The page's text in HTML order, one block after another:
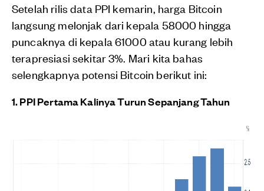
Setelah rilis data PPI kemarin, harga Bitcoin
langsung melonjak dari kepala 58000 hingga
puncaknya di kepala 61000 atau kurang lebih
terapresiasi sekitar 3%. Mari kita bahas
selengkapnya potensi Bitcoin berikut ini:
1. PPI Pertama Kalinya Turun Sepanjang Tahun